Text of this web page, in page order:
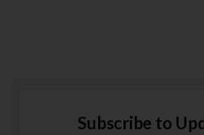
Subscribe to